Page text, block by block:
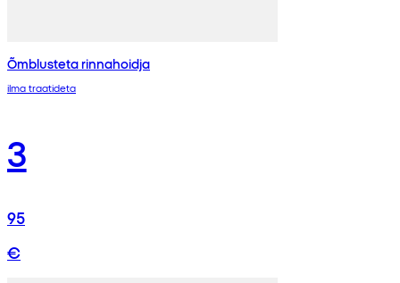
Õmblusteta rinnahoidja
ilma traatideta
3
95
€